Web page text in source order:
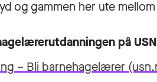
og gammen her ute
på
– Bli barnehagelærer